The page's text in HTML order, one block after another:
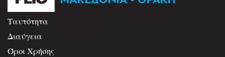
Ταυτότητα
Διαύγεια
Όροι Χρήσης